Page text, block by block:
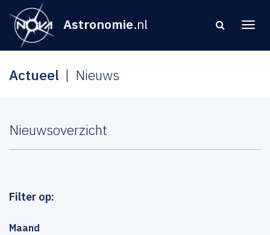
Astronomie.nl
Actueel Nieuws
Nieuwsoverzicht
Filter op:
Maand